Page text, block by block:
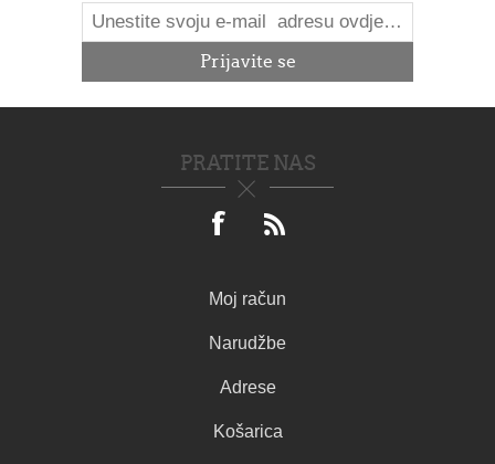
PRATITE NAS
Moj račun
Narudžbe
Adrese
Košarica